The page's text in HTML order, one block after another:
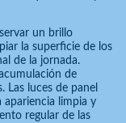
un brillo
la superficie de los
de la jornada.
de
Las luces de panel
apariencia limpia y
regular de las